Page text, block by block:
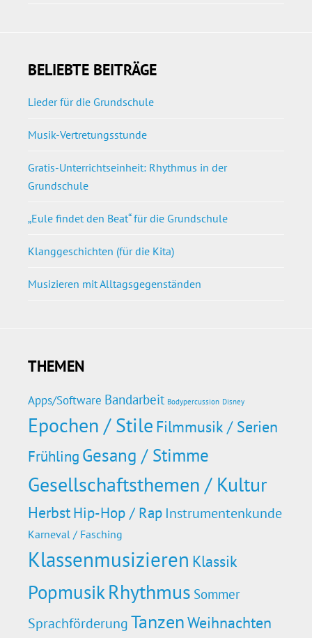
BELIEBTE BEITRÄGE
Lieder für die Grundschule
Musik-Vertretungsstunde
Gratis-Unterrichtseinheit: Rhythmus in der
Grundschule
„Eule findet den Beat“ für die Grundschule
Klanggeschichten (für die Kita)
Musizieren mit Alltagsgegenständen
THEMEN
Apps/Software Bandarbeit Bodypercussion Disney
Epochen / Stile Filmmusik / Serien
Frühling Gesang / Stimme
Gesellschaftsthemen / Kultur
HerbstHip-Hop / Rap Instrumentenkunde
Karneval / Fasching
Klassenmusizieren Klassik
PopmusikRhythmus Sommer
SprachförderungTanzenWeihnachten